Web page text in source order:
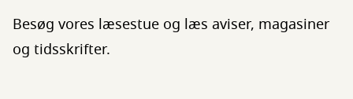
Besøg vores læsestue og læs aviser, magasiner
og tidsskrifter.